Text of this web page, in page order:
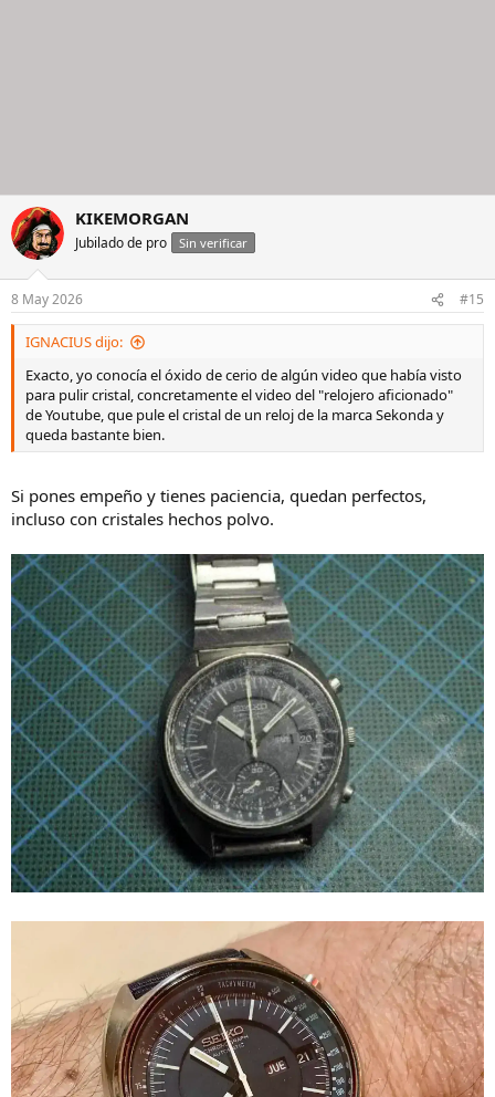
KIKEMORGAN
Jubilado de pro Sin verificar
8 May 2026 #15
IGNACIUS dijo:
Exacto, yo conocía el óxido de cerio de algún video que había visto
para pulir cristal, concretamente el video del "relojero aficionado"
de Youtube, que pule el cristal de un reloj de la marca Sekonda y
queda bastante bien.
Si pones empeño y tienes paciencia, quedan perfectos,
incluso con cristales hechos polvo.